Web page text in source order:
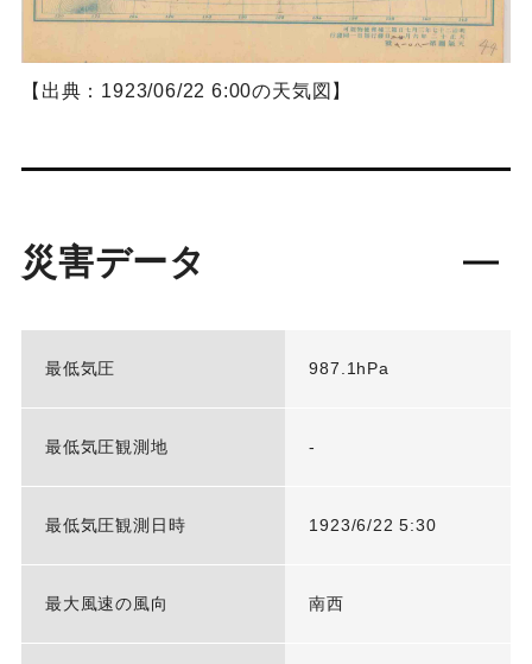
【出典：1923/06/22 6:00の天気図】
災害データ
最低気圧 987.1hPa
最低気圧観測地 -
最低気圧観測日時 1923/6/22 5:30
最大風速の風向 南西